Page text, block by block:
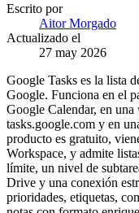
Escrito por
Aitor Morgado
Actualizado el
27 may 2026
Google Tasks es la lista
Google. Funciona en el
Google Calendar, en una
tasks.google.com y en
producto es gratuito,
Workspace, y admite
límite, un nivel de
Drive y una conexión
prioridades, etiquetas,